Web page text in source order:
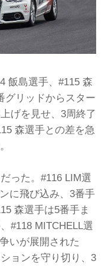
飯島選手、#115 森
グリッドからスター
げを見せ、3周終了
森選手との差を急
った。#116 LIM選
に飛び込み、3番手
森選手は5番手ま
#118 MITCHELL選
いが展開された
ョンを守り切り、3